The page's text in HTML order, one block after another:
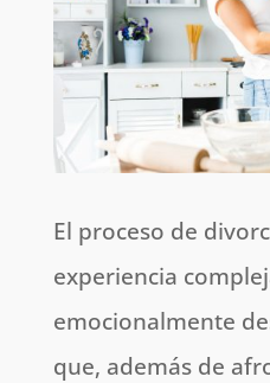
El proceso de
experiencia
emocionalmente
que, además de